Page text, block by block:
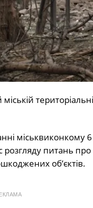
міськвиконкому
розгляду питань
об’єктів.